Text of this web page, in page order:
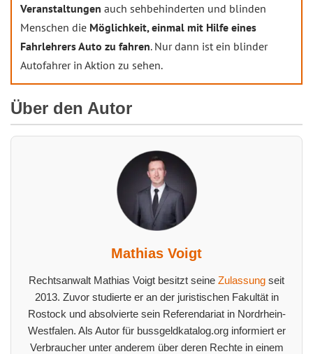
Veranstaltungen auch sehbehinderten und blinden
Menschen die Möglichkeit, einmal mit Hilfe eines
Fahrlehrers Auto zu fahren. Nur dann ist ein blinder
Autofahrer in Aktion zu sehen.
Über den Autor
Mathias Voigt
Rechtsanwalt Mathias Voigt besitzt seine Zulassung seit
2013. Zuvor studierte er an der juristischen Fakultät in
Rostock und absolvierte sein Referendariat in Nordrhein-
Westfalen. Als Autor für bussgeldkatalog.org informiert er
Verbraucher unter anderem über deren Rechte in einem